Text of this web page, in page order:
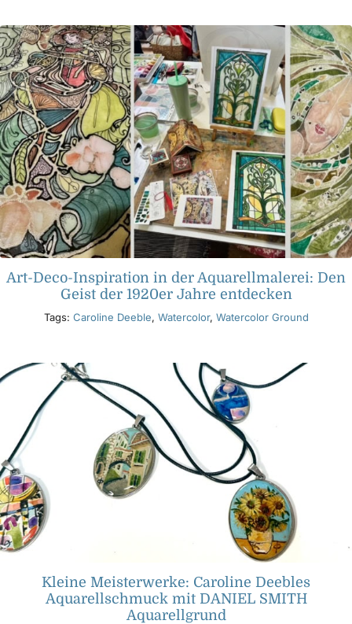
Produkte
Veranstaltungen
Blog
Ressourcen
Händler finden
Kontaktieren Sie uns
Art-Deco-Inspiration in der Aquarellmalerei: Den
Geist der 1920er Jahre entdecken
Tags: Caroline Deeble, Watercolor, Watercolor Ground
Kleine Meisterwerke: Caroline Deebles
Aquarellschmuck mit DANIEL SMITH
Aquarellgrund